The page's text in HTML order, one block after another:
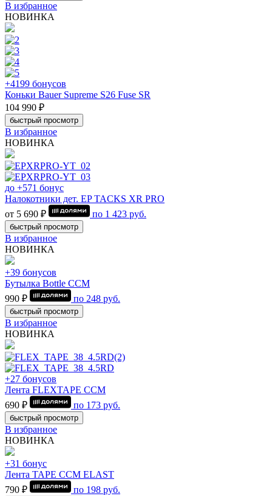
В избранное
НОВИНКА
+4199 бонусов
Коньки Bauer Supreme S26 Fuse SR
104 990 ₽
быстрый просмотр
В избранное
НОВИНКА
до +571 бонус
Налокотники дет. EP TACKS XR PRO
от 5 690 ₽
по 1 423 руб.
быстрый просмотр
В избранное
НОВИНКА
+39 бонусов
Бутылка Bottle CCM
990 ₽
по 248 руб.
быстрый просмотр
В избранное
НОВИНКА
+27 бонусов
Лента FLEXTAPE CCM
690 ₽
по 173 руб.
быстрый просмотр
В избранное
НОВИНКА
+31 бонус
Лента TAPE CCM ELAST
790 ₽
по 198 руб.